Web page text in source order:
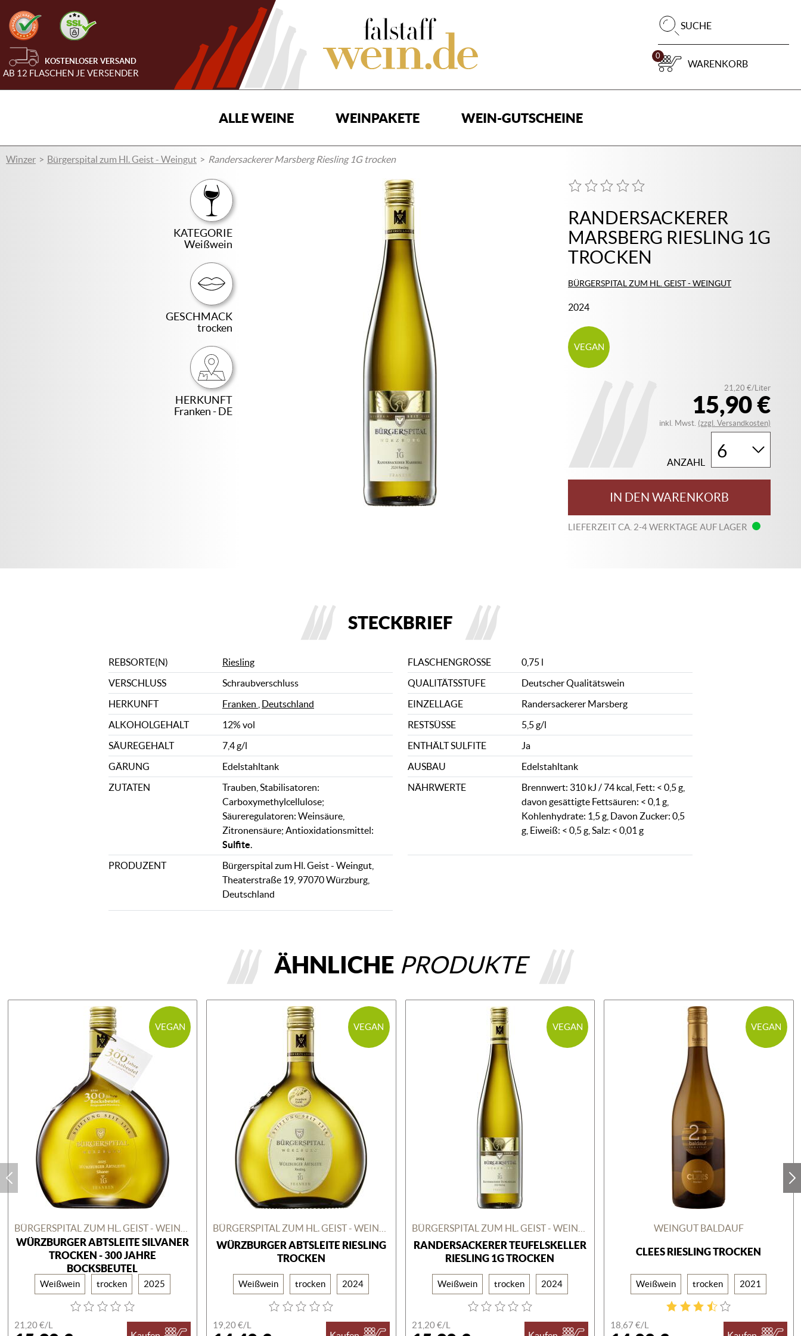
KOSTENLOSER VERSAND
AB 12 FLASCHEN JE VERSENDER
SUCHE
0
WARENKORB
ALLE WEINE WEINPAKETE WEIN-GUTSCHEINE
Winzer Bürgerspital zum Hl. Geist - Weingut Randersackerer Marsberg Riesling 1G trocken
KATEGORIE
Weißwein
GESCHMACK
trocken
HERKUNFT
Franken - DE
RANDERSACKERER
MARSBERG RIESLING 1G
TROCKEN
BÜRGERSPITAL ZUM HL. GEIST - WEINGUT
2024
VEGAN
15,90 €
21,20 €/Liter
inkl. Mwst. (zzgl. Versandkosten)
ANZAHL
IN DEN WARENKORB
LIEFERZEIT CA. 2-4 WERKTAGE AUF LAGER
STECKBRIEF
REBSORTE(N) Riesling FLASCHENGRÖSSE
0,75 l
VERSCHLUSS
Schraubverschluss QUALITÄTSSTUFE
Deutscher Qualitätswein
HERKUNFT
Franken Deutschland EINZELLAGE
Randersackerer Marsberg
ALKOHOLGEHALT
12% vol RESTSÜSSE
5,5 g/l
SÄUREGEHALT
7,4 g/l ENTHÄLT SULFITE
Ja
GÄRUNG
Edelstahltank AUSBAU
Edelstahltank
ZUTATEN
Trauben, Stabilisatoren:
Carboxymethylcellulose;
Säureregulatoren: Weinsäure,
Zitronensäure; Antioxidationsmittel:
Sulfite.
NÄHRWERTE
Brennwert: 310 kJ / 74 kcal, Fett: < 0,5 g,
davon gesättigte Fettsäuren: < 0,1 g,
Kohlenhydrate: 1,5 g, Davon Zucker: 0,5
g, Eiweiß: < 0,5 g, Salz: < 0,01 g
PRODUZENT
Bürgerspital zum Hl. Geist - Weingut,
Theaterstraße 19, 97070 Würzburg,
Deutschland
ÄHNLICHE PRODUKTE
VEGAN
WÜRZBURGER ABTSLEITE SILVANER
TROCKEN - 300 JAHRE
BOCKSBEUTEL
Weißwein trocken 2025
21,20 €/L
VEGAN
WÜRZBURGER ABTSLEITE RIESLING
TROCKEN
Weißwein trocken 2024
19,20 €/L
VEGAN
RANDERSACKERER TEUFELSKELLER
RIESLING 1G TROCKEN
Weißwein trocken 2024
21,20 €/L
VEGAN
WEINGUT BALDAUF
CLEES RIESLING TROCKEN
Weißwein trocken 2021
18,67 €/L